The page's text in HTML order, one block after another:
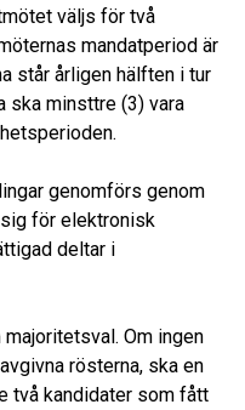
väljs för två
mandatperiod är
står årligen hälften i tur
ska minsttre (3) vara
genomförs genom
för elektronisk
deltar i
Om ingen
rösterna, ska en
två kandidater som fått